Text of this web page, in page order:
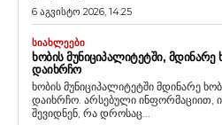
6 აგვისტო 2026, 14:25
ᲡᲘᲐᲮᲚᲔᲔᲑᲘ
ᲮᲝᲑᲘᲡ ᲛᲣᲜᲘᲪᲘᲞᲐᲚᲘᲢᲔᲢᲨᲘ,
ᲓᲐᲘᲮᲠᲩᲝ
ხობის მუნიციპალიტეტში მდინარე
დაიხრჩო. არსებული ინფორმაციით,
შევიდნენ, რა დროსაც...